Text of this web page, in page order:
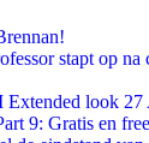
stapt op na
look
9: Gratis en